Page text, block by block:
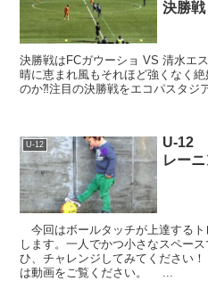
決勝戦
決勝戦はFCガウーショ VS 清水エ
晴に恵まれ風もそれほど強くなく
のか⁈注目の決勝戦をエコパスタジ
U-12
U-12
レー
今回はボールタッチが上達する
します。一人でかつ小さなスペー
ひ、チャレンジしてみてください
は動画をご覧ください。 ...